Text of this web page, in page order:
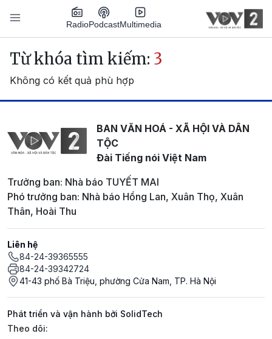
Nhảy đến nội dung
RadioPodcastMultimedia
Main navigation
Từ khóa tìm kiếm: 3
Không có kết quả phù hợp
BAN VĂN HOÁ - XÃ HỘI VÀ DÂN
TỘC
Đài Tiếng nói Việt Nam
Trưởng ban: Nhà báo TUYẾT MAI
Phó trưởng ban: Nhà báo Hồng Lan, Xuân Thọ, Xuân
Thân, Hoài Thu
Liên hệ
84-24-39365555
84-24-39342724
41-43 phố Bà Triệu, phường Cửa Nam, TP. Hà Nội
Phát triển và vận hành bởi SolidTech
Mạng xã hội
Theo dõi: